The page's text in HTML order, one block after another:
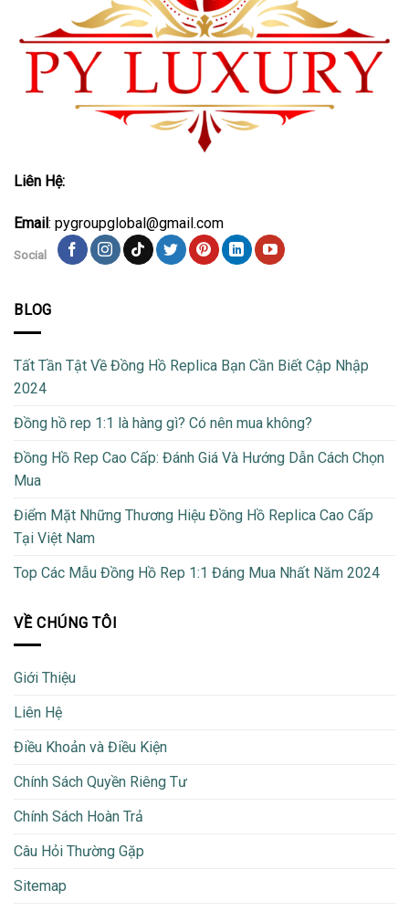
Liên Hệ:
Email : pygroupglobal@gmail.com
Social
BLOG
Tất Tần Tật Về Đồng Hồ Replica Bạn Cần Biết Cập Nhập
2024
Đồng hồ rep 1:1 là hàng gì? Có nên mua không?
Đồng Hồ Rep Cao Cấp: Đánh Giá Và Hướng Dẫn Cách Chọn
Mua
Điểm Mặt Những Thương Hiệu Đồng Hồ Replica Cao Cấp
Tại Việt Nam
Top Các Mẫu Đồng Hồ Rep 1:1 Đáng Mua Nhất Năm 2024
VỀ CHÚNG TÔI
Giới Thiệu
Liên Hệ
Điều Khoản và Điều Kiện
Chính Sách Quyền Riêng Tư
Chính Sách Hoàn Trả
Câu Hỏi Thường Gặp
Sitemap